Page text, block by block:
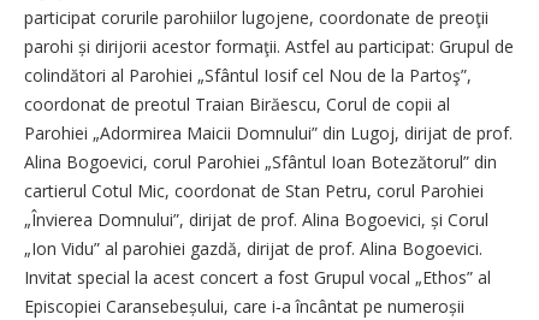
participat corurile parohiilor lugojene, coordonate de preoţii
parohi și dirijorii acestor formaţii. Astfel au participat: Grupul de
colindători al Parohiei „Sfântul Iosif cel Nou de la Partoş”,
coordonat de preotul Traian Birăescu, Corul de copii al
Parohiei „Adormirea Maicii Domnului” din Lugoj, dirijat de prof.
Alina Bogoevici, corul Parohiei „Sfântul Ioan Botezătorul” din
cartierul Cotul Mic, coordonat de Stan Petru, corul Parohiei
„Învierea Domnului”, dirijat de prof. Alina Bogoevici, și Corul
„Ion Vidu” al parohiei gazdă, dirijat de prof. Alina Bogoevici.
Invitat special la acest concert a fost Grupul vocal „Ethos” al
Episcopiei Caransebeșului, care i‑a încântat pe numeroșii